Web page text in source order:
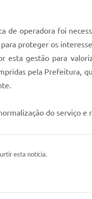
de operadora foi
proteger os
esta gestão para
pela Prefeitura,
do serviço
esta notícia.